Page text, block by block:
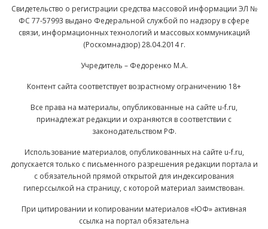
Свидетельство о регистрации средства массовой информации ЭЛ №
ФС 77-57993 выдано Федеральной службой по надзору в сфере
связи, информационных технологий и массовых коммуникаций
(Роскомнадзор) 28.04.2014 г.
Учредитель – Федоренко М.А.
Контент сайта соответствует возрастному ограничению 18+
Все права на материалы, опубликованные на сайте u-f.ru,
принадлежат редакции и охраняются в соответствии с
законодательством РФ.
Использование материалов, опубликованных на сайте u-f.ru,
допускается только с письменного разрешения редакции портала и
с обязательной прямой открытой для индексирования
гиперссылкой на страницу, с которой материал заимствован.
При цитировании и копировании материалов «ЮФ» активная
ссылка на портал обязательна